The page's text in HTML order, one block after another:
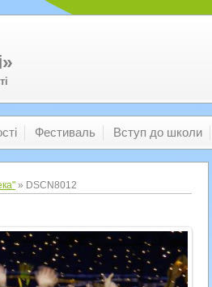
Фестиваль Вступ до школи
» DSCN8012